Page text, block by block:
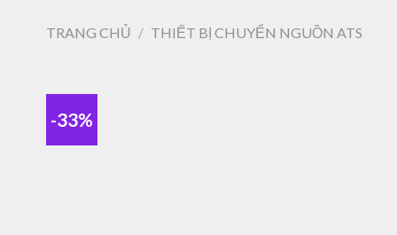
TRANG CHỦ / THIẾT BỊ CHUYỂN NGUỒN ATS
-33%